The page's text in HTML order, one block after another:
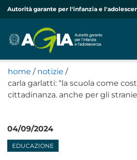
Autorità garante per l'infanzia e
CERCA
home / notizie /
carla garlatti: “la scuola come
cittadinanza. anche per gli
04/09/2024
EDUCAZIONE